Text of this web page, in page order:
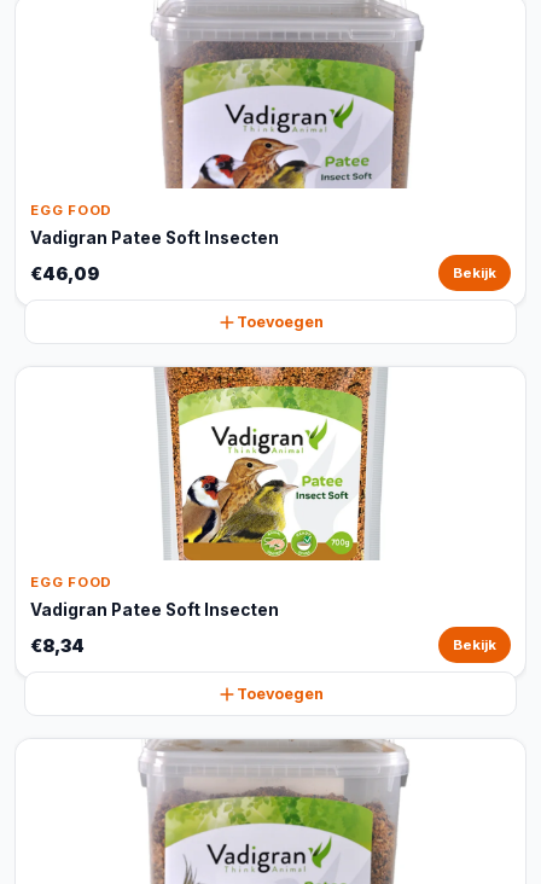
EGG FOOD
Vadigran Patee Soft Insecten
€46,09 Bekijk
Toevoegen
EGG FOOD
Vadigran Patee Soft Insecten
€8,34 Bekijk
Toevoegen